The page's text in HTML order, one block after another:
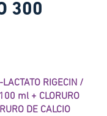
300
RIGECIN /
ml + CLORURO
DE CALCIO